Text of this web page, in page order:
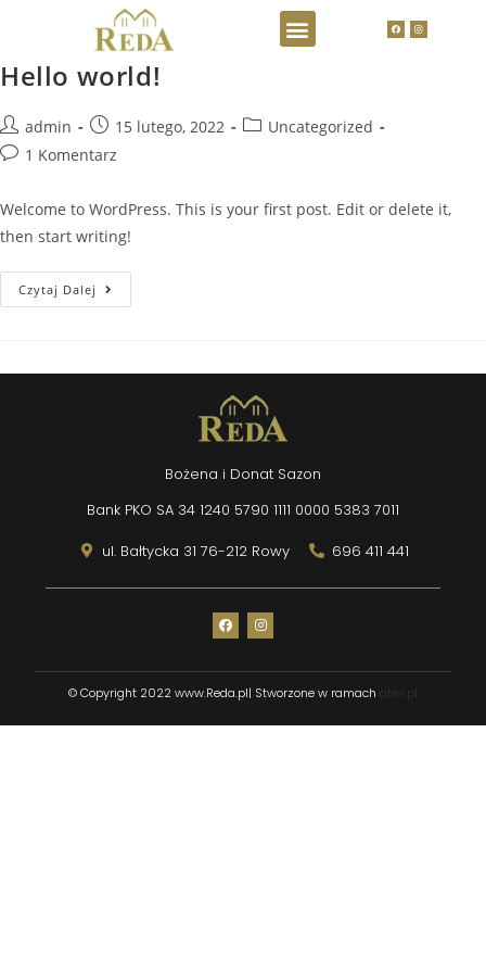
Hello world!
admin 15 lutego, 2022
Uncategorized
1 Komentarz
Welcome to WordPress. This is your first post. Edit or delete it,
then start writing!
Czytaj Dalej
Bożena i Donat Sazon
Bank PKO SA 34 1240 5790 1111 0000 5383 7011
ul. Bałtycka 31 76-212 Rowy
696 411 441
© Copyright 2022 www.Reda.pl| Stworzone w ramach atwi.pl